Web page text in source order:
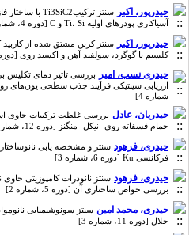
حیدرپور، اکبر
آسیا‌کاری پودرهای اولیه Ti، Si و C [دوره 4، شماره 3]
حیدرپور، اکبر سنتز کربن مشتق شده از کاربید
کلسیم با گوگرد، سولفید آهن و اکسید روی [دوره 11، شماره 1]
حیدری نسب، امیر بررسی تاثیر دمای تکلیس بر
شماره 4]
حیدریان، عادل بررسی غلظت ترکیبات حاوی
حمام فسفاته روی- نیکل- منگنز [دوره 12، شماره 4]
حیدری، فرهود سنتز و مشخصه یابی نانوساختار
فرکانسی Ku [دوره 6، شماره 3]
حیدری، فرهود سنتز نانوذرات کامپوزیتی حاوی
بررسی خواص ساختاری آن [دوره 5، شماره 2]
حیدری، محمد امین سنتز سونوشیمیایی
حلال [دوره 11، شماره 3]